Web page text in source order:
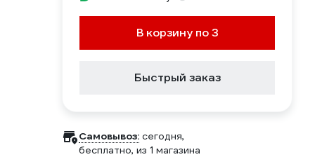
В корзину по 3
Быстрый заказ
Самовывоз: сегодня,
бесплатно, из 1 магазина